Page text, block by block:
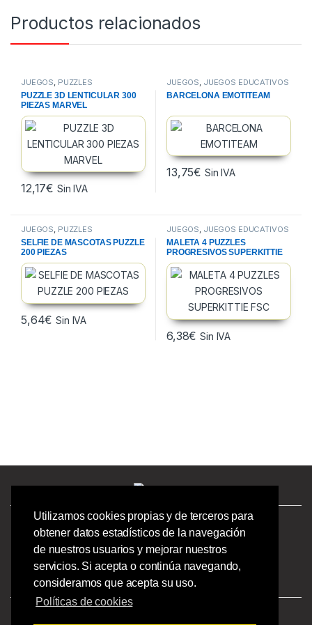
Utilizamos cookies propias y de terceros para
obtener datos estadísticos de la navegación
de nuestros usuarios y mejorar nuestros
servicios. Si acepta o continúa navegando,
consideramos que acepta su uso.
Políticas de cookies
Productos relacionados
JUEGOS, PUZZLES
PUZZLE 3D LENTICULAR 300
PIEZAS MARVEL
12,17€ Sin IVA
JUEGOS, JUEGOS EDUCATIVOS
BARCELONA EMOTITEAM
13,75€ Sin IVA
JUEGOS, PUZZLES
SELFIE DE MASCOTAS PUZZLE
200 PIEZAS
5,64€ Sin IVA
JUEGOS, JUEGOS EDUCATIVOS
MALETA 4 PUZZLES
PROGRESIVOS SUPERKITTIE
FSC
6,38€ Sin IVA
¿Tienes preguntas? ¡Llámanos!
986244723 |
Calle Barcelona 41,
Bajo Izquierdo,
Vigo - Pontevedra.